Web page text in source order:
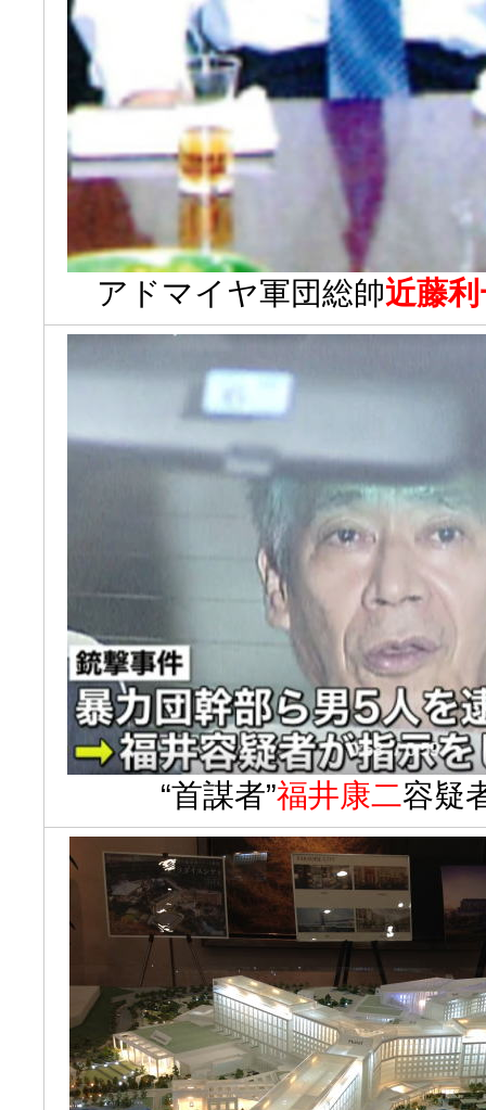
アドマイヤ軍団総帥近藤
“首謀者”福井康二容疑